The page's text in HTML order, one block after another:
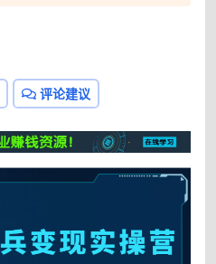
评论建议